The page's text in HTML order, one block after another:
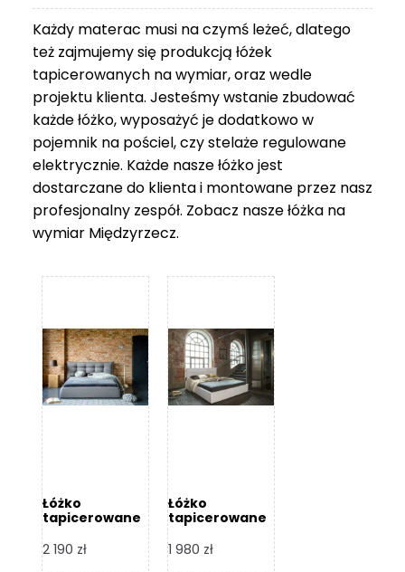
Każdy materac musi na czymś leżeć, dlatego
też zajmujemy się produkcją łóżek
tapicerowanych na wymiar, oraz wedle
projektu klienta. Jesteśmy wstanie zbudować
każde łóżko, wyposażyć je dodatkowo w
pojemnik na pościel, czy stelaże regulowane
elektrycznie. Każde nasze łóżko jest
dostarczane do klienta i montowane przez nasz
profesjonalny zespół. Zobacz naszełóżka na
wymiar Międzyrzecz.
Łóżko
tapicerowane
Design
2 190 zł
Łóżko
tapicerowane
Design
1 980 zł